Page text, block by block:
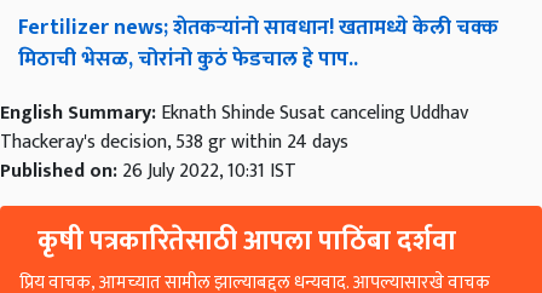
Fertilizer news; शेतकऱ्यांनो सावधान! खतामध्ये केली चक्क
मिठाची भेसळ, चोरांनो कुठं फेडचाल हे पाप..
English Summary:Eknath Shinde Susat canceling Uddhav
Thackeray's decision, 538 gr within 24 days
Published on:26 July 2022, 10:31 IST
कृषी पत्रकारितेसाठी आपला पाठिंबा दर्शवा
प्रिय वाचक, आमच्यात सामील झाल्याबद्दल धन्यवाद. आपल्यासारखे वाचक